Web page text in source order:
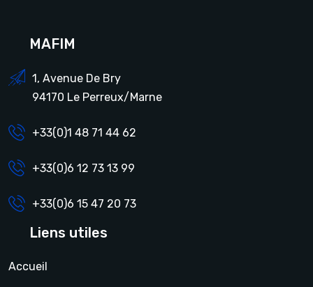
MAFIM
1, Avenue De Bry
94170 Le Perreux/Marne
+33(0)1 48 71 44 62
+33(0)6 12 73 13 99
+33(0)6 15 47 20 73
Liens utiles
Accueil